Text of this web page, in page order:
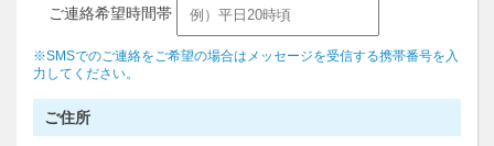
ご連絡希望時間帯
※SMSでのご連絡をご希望の場合はメッセージを受信する携帯番号を入
力してください。
ご住所